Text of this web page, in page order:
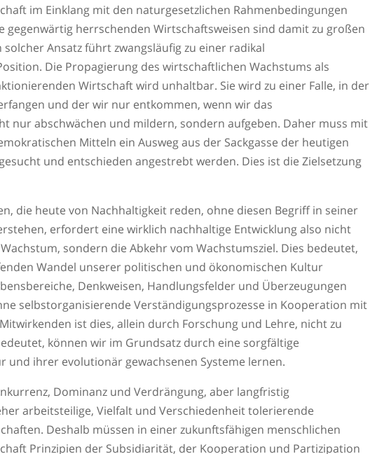
im Einklang mit den naturgesetzlichen Rahmenbedingungen
gegenwärtig herrschenden Wirtschaftsweisen sind damit zu großen
solcher Ansatz führt zwangsläufig zu einer radikal
Die Propagierung des wirtschaftlichen Wachstums als
Wirtschaft wird unhaltbar. Sie wird zu einer Falle, in der
und der wir nur entkommen, wenn wir das
nur abschwächen und mildern, sondern aufgeben. Daher muss mit
Mitteln ein Ausweg aus der Sackgasse der heutigen
und entschieden angestrebt werden. Dies ist die Zielsetzung
die heute von Nachhaltigkeit reden, ohne diesen Begriff in seiner
erfordert eine wirklich nachhaltige Entwicklung also nicht
sondern die Abkehr vom Wachstumsziel. Dies bedeutet,
Wandel unserer politischen und ökonomischen Kultur
Denkweisen, Handlungsfelder und Überzeugungen
selbstorganisierende Verständigungsprozesse in Kooperation mit
ist dies, allein durch Forschung und Lehre, nicht zu
können wir im Grundsatz durch eine sorgfältige
und ihrer evolutionär gewachsenen Systeme lernen.
Dominanz und Verdrängung, aber langfristig
arbeitsteilige, Vielfalt und Verschiedenheit tolerierende
Deshalb müssen in einer zukunftsfähigen menschlichen
Prinzipien der Subsidiarität, der Kooperation und Partizipation